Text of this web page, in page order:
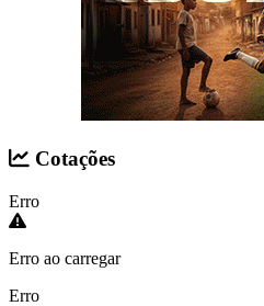
Cotações
Erro
Erro ao carregar
Erro